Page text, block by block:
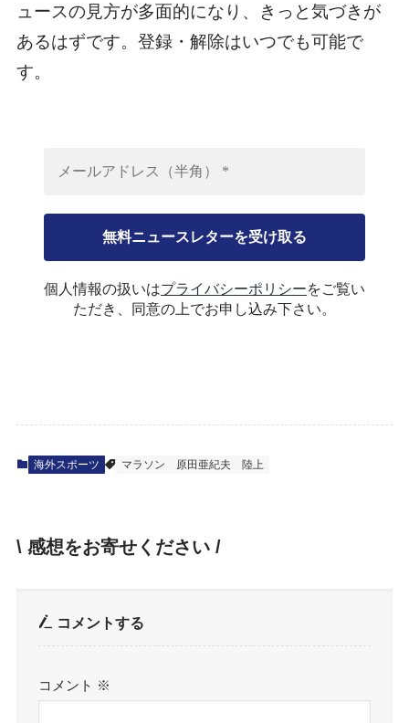
ュースの見方が多面的になり、きっと気づきが
あるはずです。登録・解除はいつでも可能で
す。
個人情報の扱いはプライバシーポリシーをご覧い
ただき、同意の上でお申し込み下さい。
海外スポーツ マラソン 原田亜紀夫 陸上
\ 感想をお寄せください /
コメントする
コメント ※